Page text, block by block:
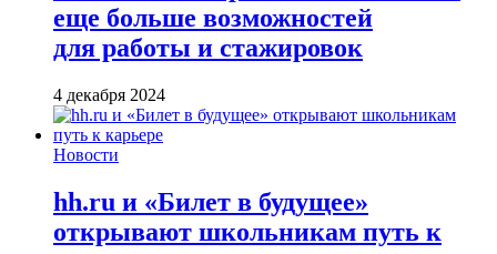
еще больше возможностей
для работы и стажировок
4 декабря 2024
Новости
hh.ru и «Билет в будущее»
открывают школьникам путь к